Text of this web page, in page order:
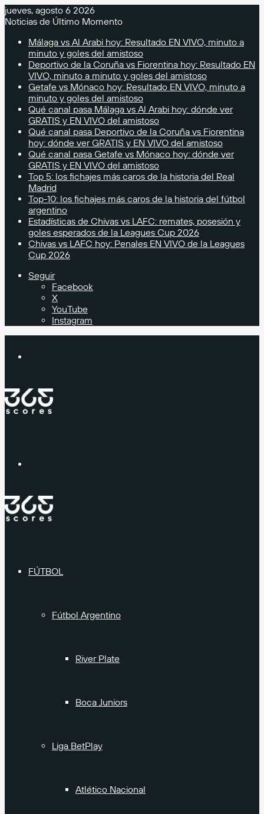
jueves, agosto 6 2026
Noticias de Último Momento
Málaga vs Al Arabi hoy: Resultado EN VIVO, minuto a
minuto y goles del amistoso
Deportivo de la Coruña vs Fiorentina hoy: Resultado EN
VIVO, minuto a minuto y goles del amistoso
Getafe vs Mónaco hoy: Resultado EN VIVO, minuto a
minuto y goles del amistoso
Qué canal pasa Málaga vs Al Arabi hoy: dónde ver
GRATIS y EN VIVO del amistoso
Qué canal pasa Deportivo de la Coruña vs Fiorentina
hoy: dónde ver GRATIS y EN VIVO del amistoso
Qué canal pasa Getafe vs Mónaco hoy: dónde ver
GRATIS y EN VIVO del amistoso
Top 5: los fichajes más caros de la historia del Real
Madrid
Top-10: los fichajes más caros de la historia del fútbol
argentino
Estadísticas de Chivas vs LAFC: remates, posesión y
goles esperados de la Leagues Cup 2026
Chivas vs LAFC hoy: Penales EN VIVO de la Leagues
Cup 2026
Seguir
Facebook
X
YouTube
Instagram
FÚTBOL
Fútbol Argentino
River Plate
Boca Juniors
Liga BetPlay
Atlético Nacional